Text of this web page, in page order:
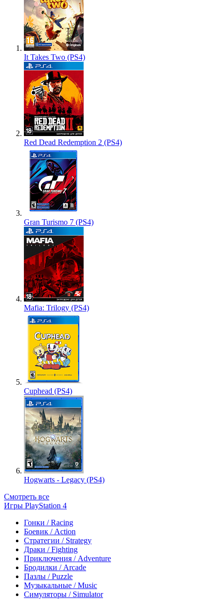
It Takes Two (PS4)
Red Dead Redemption 2 (PS4)
Gran Turismo 7 (PS4)
Mafia: Trilogy (PS4)
Cuphead (PS4)
Hogwarts - Legacy (PS4)
Смотреть все
Игры PlayStation 4
Гонки / Racing
Боевик / Action
Стратегии / Strategy
Драки / Fighting
Приключения / Adventure
Бродилки / Arcade
Пазлы / Puzzle
Музыкальные / Music
Симуляторы / Simulator